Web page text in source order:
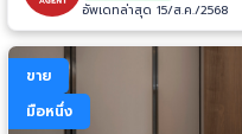
อัพเดทล่าสุด 15/ส.ค./2568
ขาย
มือหนึ่ง